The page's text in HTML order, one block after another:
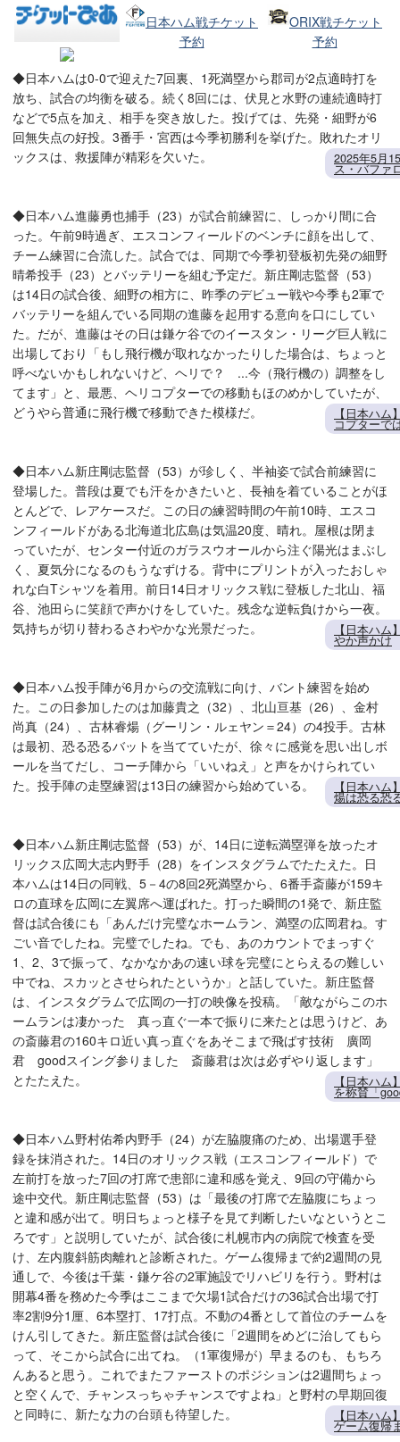
日本ハム戦チケット
予約
ORIX戦チケット
予約
◆日本ハムは0-0で迎えた7回裏、1死満塁から郡司が2点適時打を
放ち、試合の均衡を破る。続く8回には、伏見と水野の連続適時打
などで5点を加え、相手を突き放した。投げては、先発・細野が6
回無失点の好投。3番手・宮西は今季初勝利を挙げた。敗れたオリ
ックスは、救援陣が精彩を欠いた。
2025年5月
ス・バファ
◆日本ハム進藤勇也捕手（23）が試合前練習に、しっかり間に合
った。午前9時過ぎ、エスコンフィールドのベンチに顔を出して、
チーム練習に合流した。試合では、同期で今季初登板初先発の細野
晴希投手（23）とバッテリーを組む予定だ。新庄剛志監督（53）
は14日の試合後、細野の相方に、昨季のデビュー戦や今季も2軍で
バッテリーを組んでいる同期の進藤を起用する意向を口にしてい
た。だが、進藤はその日は鎌ケ谷でのイースタン・リーグ巨人戦に
出場しており「もし飛行機が取れなかったりした場合は、ちょっと
呼べないかもしれないけど、ヘリで？ ...今（飛行機の）調整をし
てます」と、最悪、ヘリコプターでの移動もほのめかしていたが、
どうやら普通に飛行機で移動できた模様だ。
【日本ハ
コプターで
◆日本ハム新庄剛志監督（53）が珍しく、半袖姿で試合前練習に
登場した。普段は夏でも汗をかきたいと、長袖を着ていることがほ
とんどで、レアケースだ。この日の練習時間の午前10時、エスコ
ンフィールドがある北海道北広島は気温20度、晴れ。屋根は閉ま
っていたが、センター付近のガラスウオールから注ぐ陽光はまぶし
く、夏気分になるのもうなずける。背中にプリントが入ったおしゃ
れな白Tシャツを着用。前日14日オリックス戦に登板した北山、福
谷、池田らに笑顔で声かけをしていた。残念な逆転負けから一夜。
気持ちが切り替わるさわやかな光景だった。
【日本ハ
やか声かけ
◆日本ハム投手陣が6月からの交流戦に向け、バント練習を始め
た。この日参加したのは加藤貴之（32）、北山亘基（26）、金村
尚真（24）、古林睿煬（グーリン・ルェヤン＝24）の4投手。古林
は最初、恐る恐るバットを当てていたが、徐々に感覚を思い出しボ
ールを当てだし、コーチ陣から「いいねえ」と声をかけられてい
た。投手陣の走塁練習は13日の練習から始めている。
【日本ハ
煬は恐る恐
◆日本ハム新庄剛志監督（53）が、14日に逆転満塁弾を放ったオ
リックス広岡大志内野手（28）をインスタグラムでたたえた。日
本ハムは14日の同戦、5－4の8回2死満塁から、6番手斎藤が159キ
ロの直球を広岡に左翼席へ運ばれた。打った瞬間の1発で、新庄監
督は試合後にも「あんだけ完璧なホームラン、満塁の広岡君ね。す
ごい音でしたね。完璧でしたね。でも、あのカウントでまっすぐ
1、2、3で振って、なかなかあの速い球を完璧にとらえるの難しい
中でね、スカッとさせられたというか」と話していた。新庄監督
は、インスタグラムで広岡の一打の映像を投稿。「敵ながらこのホ
ームランは凄かった 真っ直ぐ一本で振りに来たとは思うけど、あ
の斎藤君の160キロ近い真っ直ぐをあそこまで飛ばす技術 廣岡
君 goodスイング参りました 斎藤君は次は必ずやり返します」
とたたえた。
【日本ハ
を称賛「
◆日本ハム野村佑希内野手（24）が左脇腹痛のため、出場選手登
録を抹消された。14日のオリックス戦（エスコンフィールド）で
左前打を放った7回の打席で患部に違和感を覚え、9回の守備から
途中交代。新庄剛志監督（53）は「最後の打席で左脇腹にちょっ
と違和感が出て。明日ちょっと様子を見て判断したいなというとこ
ろです」と説明していたが、試合後に札幌市内の病院で検査を受
け、左内腹斜筋肉離れと診断された。ゲーム復帰まで約2週間の見
通しで、今後は千葉・鎌ケ谷の2軍施設でリハビリを行う。野村は
開幕4番を務めた今季はここまで欠場1試合だけの36試合出場で打
率2割9分1厘、6本塁打、17打点。不動の4番として首位のチームを
けん引してきた。新庄監督は試合後に「2週間をめどに治してもら
って、そこから試合に出てね。（1軍復帰が）早まるのも、もちろ
んあると思う。これでまたファーストのポジションは2週間ちょっ
と空くんで、チャンスっちゃチャンスですよね」と野村の早期回復
と同時に、新たな力の台頭も待望した。
【日本ハ
ゲーム復帰